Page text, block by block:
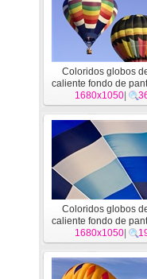
Coloridos globos
caliente fondo de
#9
1680x1050
Coloridos globos
caliente fondo de
#5
1680x1050